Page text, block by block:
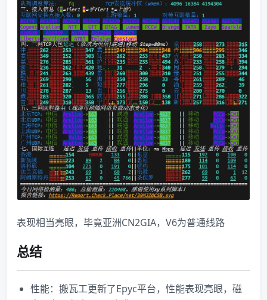
​表现相当亮眼，毕竟亚洲CN2GIA，V6为普通线路
总结
性能：搬瓦工更新了Epyc平台，性能表现亮眼，磁